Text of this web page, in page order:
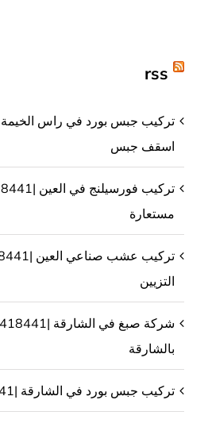
rss
اسقف جبس
مستعارة
التزيين
بالشارقة
تركيب جبس بورد في الشارقة |0503418441